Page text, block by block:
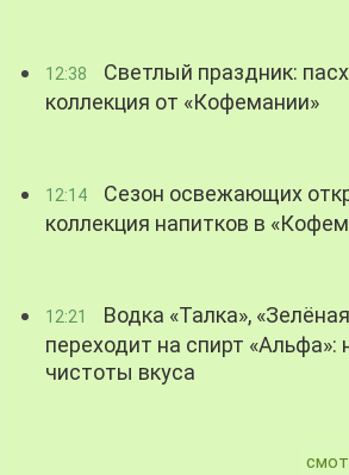
12:38
Светлый праздник:
коллекция от «Кофемании»
12:14
Сезон освежающих
коллекция напитков в
12:21
Водка «Талка»,
переходит на спирт «Альфа»:
чистоты вкуса